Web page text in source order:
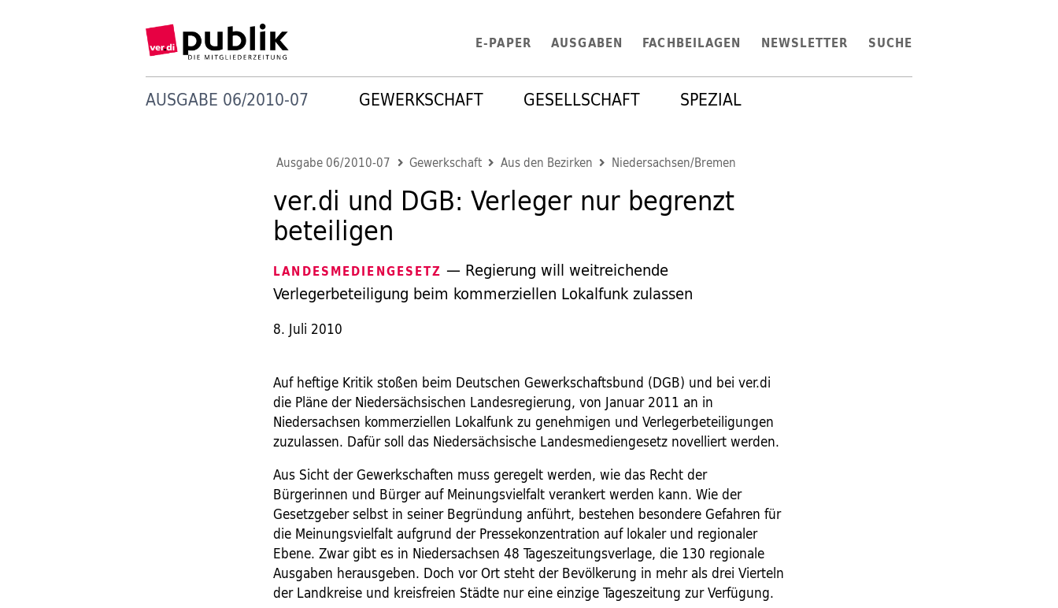
E-PAPER AUSGABEN FACHBEILAGEN NEWSLETTER SUCHE
AUSGABE 06/2010-07 GEWERKSCHAFT GESELLSCHAFT SPEZIAL
Ausgabe 06/2010-07 Gewerkschaft Aus den Bezirken Niedersachsen/Bremen
ver.di und DGB: Verleger nur begrenzt
beteiligen
LANDESMEDIENGESETZ — Regierung will weitreichende
Verlegerbeteiligung beim kommerziellen Lokalfunk zulassen
8. Juli 2010
Auf heftige Kritik stoßen beim Deutschen Gewerkschaftsbund (DGB) und bei ver.di
die Pläne der Niedersächsischen Landesregierung, von Januar 2011 an in
Niedersachsen kommerziellen Lokalfunk zu genehmigen und Verlegerbeteiligungen
zuzulassen. Dafür soll das Niedersächsische Landesmediengesetz novelliert werden.
Aus Sicht der Gewerkschaften muss geregelt werden, wie das Recht der
Bürgerinnen und Bürger auf Meinungsvielfalt verankert werden kann. Wie der
Gesetzgeber selbst in seiner Begründung anführt, bestehen besondere Gefahren für
die Meinungsvielfalt aufgrund der Pressekonzentration auf lokaler und regionaler
Ebene. Zwar gibt es in Niedersachsen 48 Tageszeitungsverlage, die 130 regionale
Ausgaben herausgeben. Doch vor Ort steht der Bevölkerung in mehr als drei Vierteln
der Landkreise und kreisfreien Städte nur eine einzige Tageszeitung zur Verfügung.